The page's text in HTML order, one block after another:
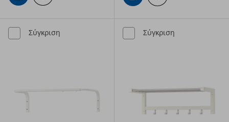
Σύγκριση Σύγκριση